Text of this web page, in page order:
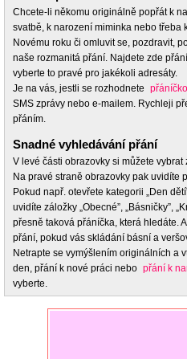
Chcete-li někomu originálně popřát k
svatbě, k narození miminka nebo třeba
Novému roku či omluvit se, pozdravit,
naše rozmanitá přání. Najdete zde
vyberte to pravé pro jakékoli adresáty.
Je na vás, jestli se rozhodnete
SMS zprávy nebo e-mailem. Rychleji
přáním.
Snadné vyhledávání přání
V levé části obrazovky si můžete
Na pravé straně obrazovky pak uvidíte
Pokud např. otevřete kategorii „Den
uvidíte záložky „Obecné”, „Básničky”,
přesně taková přáníčka, která hledáte.
přání, pokud vás skládání básní a
Netrapte se vymýšlením originálních a
den, přání k nové práci nebo přání k
vyberte.